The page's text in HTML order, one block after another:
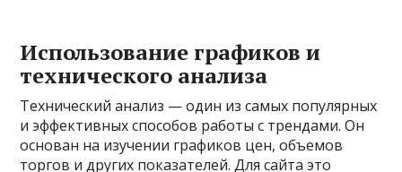
Использование графиков и
технического анализа
Технический анализ — один из самых популярных
и эффективных способов работы с трендами. Он
основан на изучении графиков цен, объемов
торгов и других показателей. Для сайта это